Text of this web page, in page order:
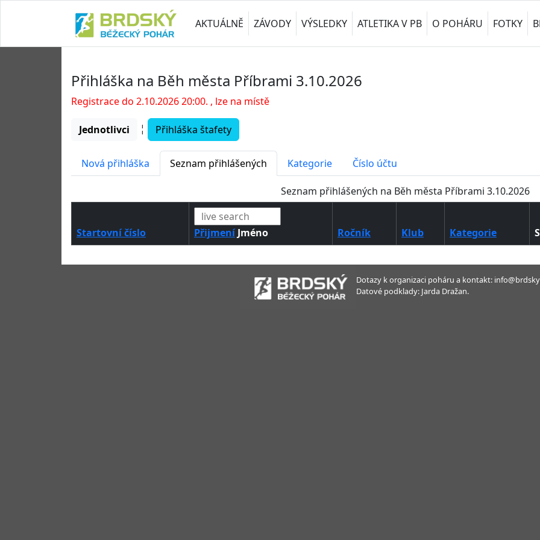
AKTUÁLNĚ ZÁVODY VÝSLEDKY ATLETIKA V PB O POHÁRU FOTKY
Přihláška na Běh města Příbrami 3.10.2026
Registrace do 2.10.2026 20:00. , lze na místě
Jednotlivci ¦ Přihláška štafety
Nová přihláška Seznam přihlášených Kategorie Číslo účtu
Seznam přihlášených na Běh města Příbrami 3.10.2026
Startovní číslo PřijmeníJméno Ročník Klub Kategorie
Dotazy k organizaci poháru a kontakt:
Datové podklady: Jarda Dražan.